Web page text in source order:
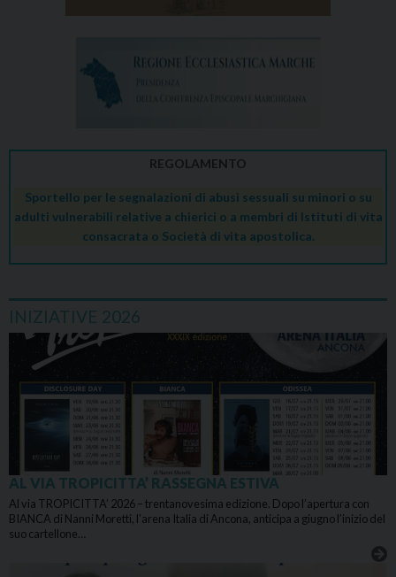
REGOLAMENTO
Sportello per le segnalazioni di abusi sessuali su minori o su
adulti vulnerabili relative a chierici o a membri di Istituti di vita
consacrata o Società di vita apostolica.
INIZIATIVE 2026
AL VIA TROPICITTA’ RASSEGNA ESTIVA
Al via TROPICITTA’ 2026 – trentanovesima edizione. Dopo l’apertura con
BIANCA di Nanni Moretti, l’arena Italia di Ancona, anticipa a giugno l’inizio del
suo cartellone…